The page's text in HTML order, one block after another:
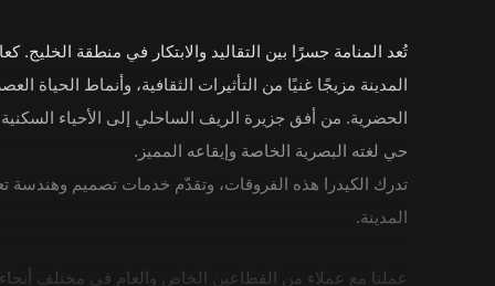
تُعد المنامة جسرًا بين التقاليد والابتكار في منطقة الخليج.
المدينة مزيجًا غنيًا من التأثيرات الثقافية، وأنماط الحياة
الحضرية. من أفق جزيرة الريف الساحلي إلى الأحياء
حي لغته البصرية الخاصة وإيقاعه المميز.
تدرك الكيدرا هذه الفروقات، وتقدّم خدمات تصميم وهندسة
المدينة.
عملنا مع عملاء من القطاعين الخاص والعام في مختلف أنحاء